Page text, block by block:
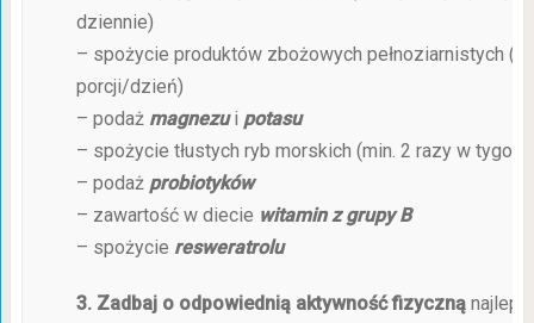
dziennie)
– spożycie produktów zbożowych pełnoziarnistych
porcji/dzień)
– podaż magnezui potasu
– spożycie tłustych ryb morskich (min. 2 razy w
– podaż probiotyków
– zawartość w diecie witamin z grupy B
– spożycie resweratrolu
3. Zadbaj o odpowiednią aktywność fizyczną